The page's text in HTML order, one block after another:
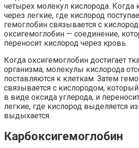
четырех молекул кислорода. Когда
через легкие, где кислород
гемоглобин связывается с
оксигемоглобин — соединение,
переносит кислород через кровь.
Когда оксигемоглобин достигает
организма, молекулы кислорода
поставляются к клеткам. Затем
связывается с кислородом,
в виде оксида углерода, и
легкие, где кислород выделяется
выдыхается.
Карбоксигемоглобин